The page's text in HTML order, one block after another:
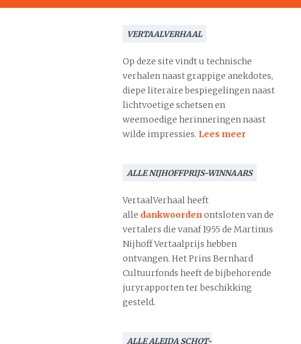
VERTAALVERHAAL
Op deze site vindt u technische
verhalen naast grappige anekdotes,
diepe literaire bespiegelingen naast
lichtvoetige schetsen en
weemoedige herinneringen naast
wilde impressies. Lees meer
ALLE NIJHOFFPRIJS-WINNAARS
VertaalVerhaal heeft
alle dankwoordenontsloten van de
vertalers die vanaf 1955 de Martinus
Nijhoff Vertaalprijs hebben
ontvangen. Het Prins Bernhard
Cultuurfonds heeft de bijbehorende
juryrapporten ter beschikking
gesteld.
ALLE ALEIDA SCHOT-